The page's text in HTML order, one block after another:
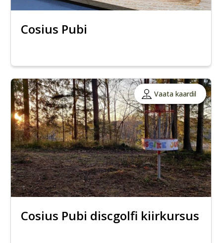
Cosius Pubi
Vaata kaardil
Cosius Pubi discgolfi kiirkursus